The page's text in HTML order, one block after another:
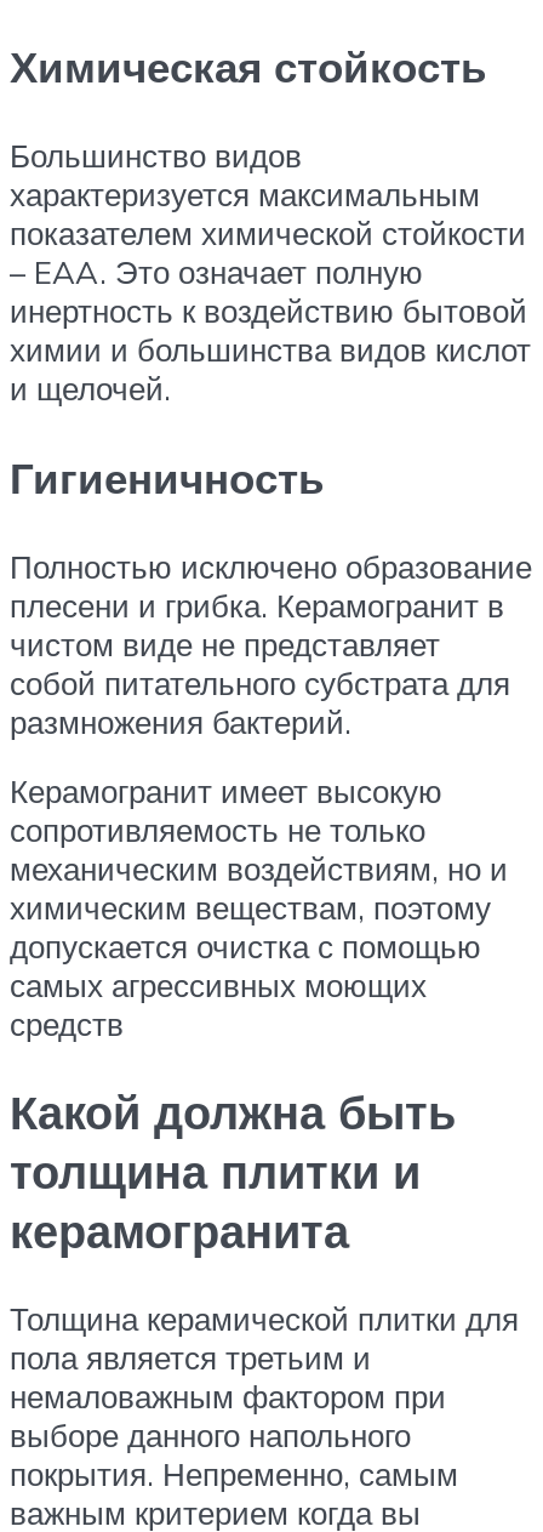
Химическая стойкость
Большинство видов
характеризуется максимальным
показателем химической стойкости
– EAA. Это означает полную
инертность к воздействию бытовой
химии и большинства видов кислот
и щелочей.
Гигиеничность
Полностью исключено образование
плесени и грибка. Керамогранит в
чистом виде не представляет
собой питательного субстрата для
размножения бактерий.
Керамогранит имеет высокую
сопротивляемость не только
механическим воздействиям, но и
химическим веществам, поэтому
допускается очистка с помощью
самых агрессивных моющих
средств
Какой должна быть
толщина плитки и
керамогранита
Толщина керамической плитки для
пола является третьим и
немаловажным фактором при
выборе данного напольного
покрытия. Непременно, самым
важным критерием когда вы